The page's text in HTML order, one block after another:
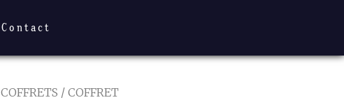
Contact
COFFRETS / COFFRET